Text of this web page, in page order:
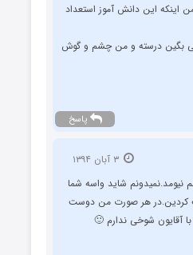
این دانش آموز استعداد
بگین درسته و من چشم و گوش
پاسخ
شاید واسه شما
کردین.در هر صورت من دوست
آقایون شوخی ندارم 🙂